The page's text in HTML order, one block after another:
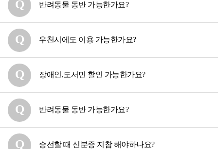
반려동물 동반 가능한가요?
우천시에도 이용 가능한가요?
장애인,도서민 할인 가능한가요?
반려동물 동반 가능한가요?
승선할 때 신분증 지참 해야하나요?